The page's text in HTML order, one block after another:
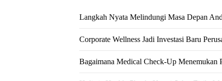
Langkah Nyata Melindungi Masa Depan
Corporate Wellness Jadi Investasi Baru
Bagaimana Medical Check-Up Menemukan